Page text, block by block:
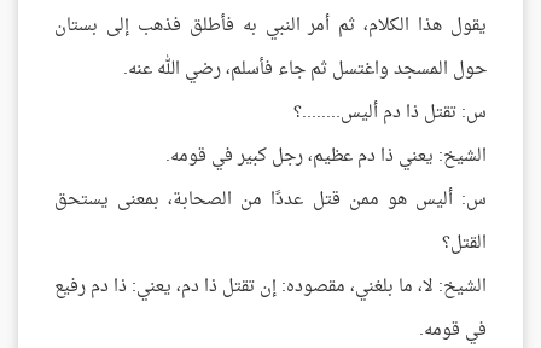
يقول هذا الكلام، ثم أمر النبي به فأطلق فذهب إلى بستان
حول المسجد واغتسل ثم جاء فأسلم، رضي الله عنه.
س: تقتل ذا دم أليس........؟
الشيخ: يعني ذا دم عظيم، رجل كبير في قومه.
س: أليس هو ممن قتل عددًا من الصحابة، بمعنى يستحق
القتل؟
الشيخ: لا، ما بلغني، مقصوده: إن تقتل ذا دم، يعني: ذا دم رفيع
في قومه.